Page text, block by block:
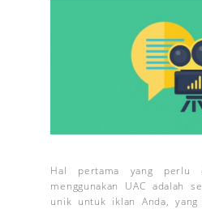
Hal pertama yang perlu
menggunakan UAC adalah
unik untuk iklan Anda,